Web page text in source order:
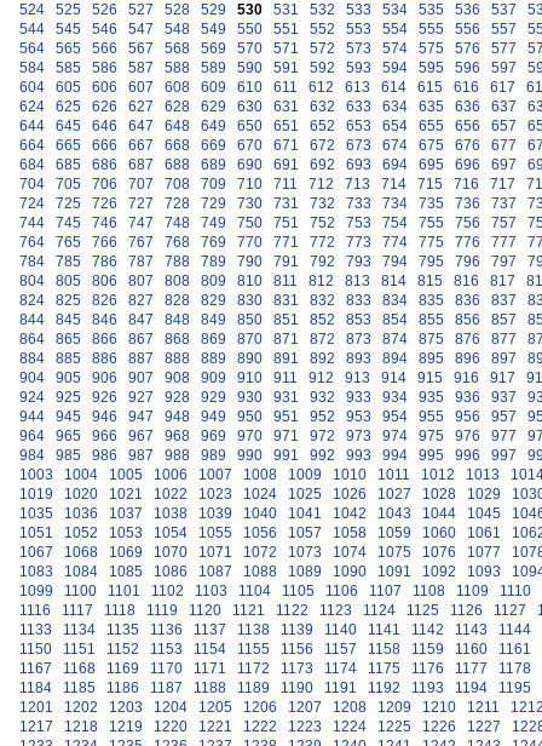
524
525 526 527 528 529 530 531 532 533 534 535 536 537
544
545 546 547 548 549 550 551 552 553 554 555 556 557
564
565 566 567 568 569 570 571 572 573 574 575 576 577
584
585 586 587 588 589 590 591 592 593 594 595 596 597
604
605 606 607 608 609 610 611 612 613 614 615 616 617
624
625 626 627 628 629 630 631 632 633 634 635 636 637
644
645 646 647 648 649 650 651 652 653 654 655 656 657
664
665 666 667 668 669 670 671 672 673 674 675 676 677
684
685 686 687 688 689 690 691 692 693 694 695 696 697
704
705 706 707 708 709 710 711 712 713 714 715 716 717
724
725 726 727 728 729 730 731 732 733 734 735 736 737
744
745 746 747 748 749 750 751 752 753 754 755 756 757
764
765 766 767 768 769 770 771 772 773 774 775 776 777
784
785 786 787 788 789 790 791 792 793 794 795 796 797
804
805 806 807 808 809 810 811 812 813 814 815 816 817
824
825 826 827 828 829 830 831 832 833 834 835 836 837
844
845 846 847 848 849 850 851 852 853 854 855 856 857
864
865 866 867 868 869 870 871 872 873 874 875 876 877
884
885 886 887 888 889 890 891 892 893 894 895 896 897
904
905 906 907 908 909 910 911 912 913 914 915 916 917
924
925 926 927 928 929 930 931 932 933 934 935 936 937
944
945 946 947 948 949 950 951 952 953 954 955 956 957
964
965 966 967 968 969 970 971 972 973 974 975 976 977
984
985 986 987 988 989 990 991 992 993 994 995 996 997
1003
1004 1005 1006 1007 1008 1009 1010 1011 1012 1013
1019
1020 1021 1022 1023 1024 1025 1026 1027 1028 1029
1035
1036 1037 1038 1039 1040 1041 1042 1043 1044 1045
1051
1052 1053 1054 1055 1056 1057 1058 1059 1060 1061
1067
1068 1069 1070 1071 1072 1073 1074 1075 1076 1077
1083
1084 1085 1086 1087 1088 1089 1090 1091 1092 1093
1099
1100 1101 1102 1103 1104 1105 1106 1107 1108 1109
1110
1116
1117 1118 1119 1120 1121 1122 1123 1124 1125 1126 1127
1133
1134 1135 1136 1137 1138 1139 1140 1141 1142 1143
1144
1150
1151 1152 1153 1154 1155 1156 1157 1158 1159 1160
1161
1167
1168 1169 1170 1171 1172 1173 1174 1175 1176 1177
1178
1184
1185 1186 1187 1188 1189 1190 1191 1192 1193 1194
1195
1201
1202 1203 1204 1205 1206 1207 1208 1209 1210 1211
1217
1218 1219 1220 1221 1222 1223 1224 1225 1226 1227